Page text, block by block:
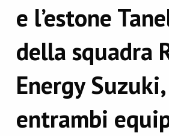
e l’estone
della squadra
Energy Suzuki,
entrambi